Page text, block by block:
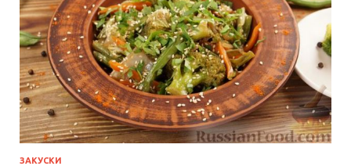
ЗАКУСКИ